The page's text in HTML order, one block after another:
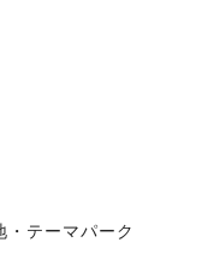
・テーマパーク